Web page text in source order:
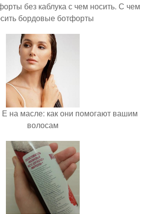
без каблука с чем носить. С чем
бордовые ботфорты
на масле: как они помогают вашим
волосам